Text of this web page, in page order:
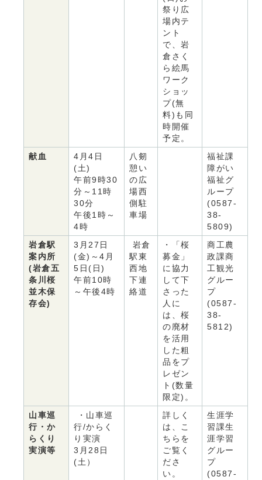
祭り広
場内テ
ント
で、岩
倉さく
ら絵馬
ワーク
ショッ
プ(無
料)も同
時開催
予定。
献血
4月4日
(土)
午前9時30
分～11時
30分
午後1時～
4時
八剱
憩い
の広
場西
側駐
車場
福祉課
障がい
福祉グ
ループ
(0587-
38-
5809)
岩倉駅
案内所
(岩倉五
条川桜
並木保
存会)
3月27日
(金)～4月
5日(日)
午前10時
～午後4時
岩倉
駅東
西地
下連
絡道
・「桜
募金」
に協力
して下
さった
人に
は、桜
の廃材
を活用
した粗
品をプ
レゼン
ト(数量
限定)。
商工農
政課商
工観光
グルー
プ
(0587-
38-
5812)
山車巡
行・か
らくり
実演等
・山車巡
行/からく
り実演
3月28日
(土）
詳しく
は、こ
ちらを
ご覧く
ださ
い。
生涯学
習課生
涯学習
グルー
プ
(0587-